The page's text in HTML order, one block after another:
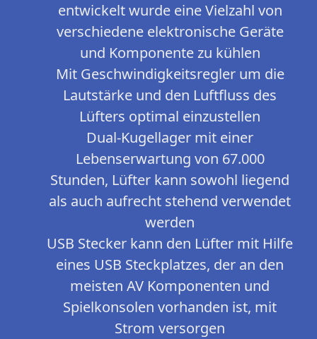
entwickelt wurde eine Vielzahl von
verschiedene elektronische Geräte
und Komponente zu kühlen
Mit Geschwindigkeitsregler um die
Lautstärke und den Luftfluss des
Lüfters optimal einzustellen
Dual-Kugellager mit einer
Lebenserwartung von 67.000
Stunden, Lüfter kann sowohl liegend
als auch aufrecht stehend verwendet
werden
USB Stecker kann den Lüfter mit Hilfe
eines USB Steckplatzes, der an den
meisten AV Komponenten und
Spielkonsolen vorhanden ist, mit
Strom versorgen